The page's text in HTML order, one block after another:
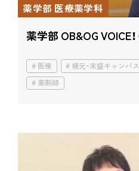
薬学部 医療薬学科
薬学部 OB&OG VOICE！
医療 楠元・末盛キャンパス
薬剤師